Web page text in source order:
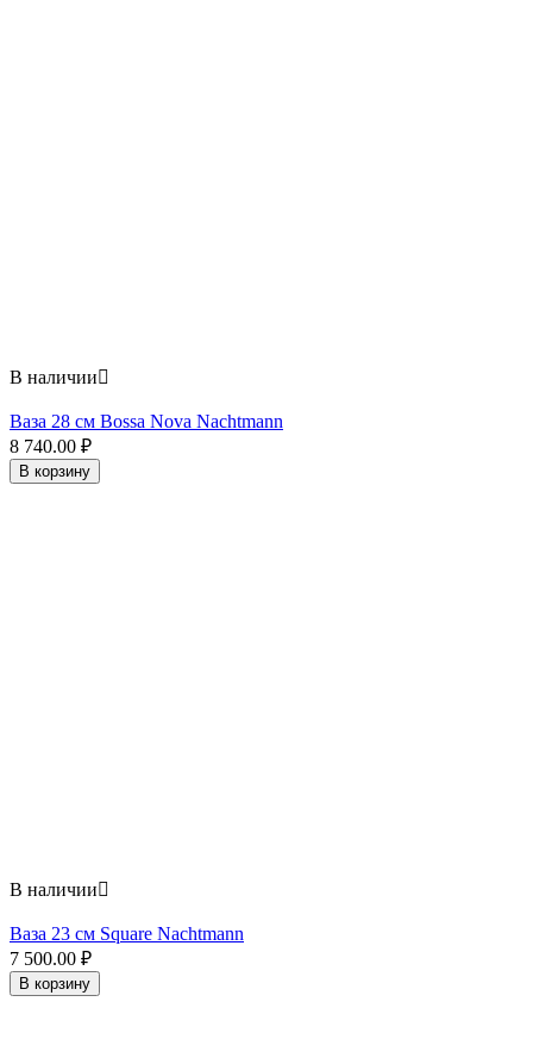
В наличии
Ваза 28 см Bossa Nova Nachtmann
8 740.00 ₽
В корзину
В наличии
Ваза 23 см Square Nachtmann
7 500.00 ₽
В корзину